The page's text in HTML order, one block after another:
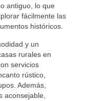
antiguo, lo que
fácilmente las
históricos.
y un
rurales en
servicios
rústico,
Además,
aconsejable,